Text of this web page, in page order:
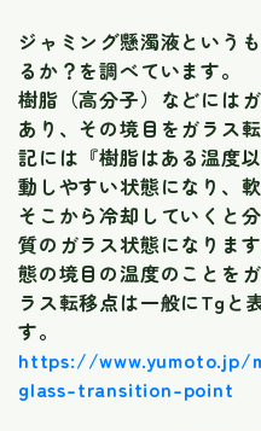
ジャミング懸濁液という
るか？を調べています。
樹脂（高分子）などには
あり、その境目をガラス
記には『樹脂はある温度
動しやすい状態になり、
そこから冷却していくと
質のガラス状態になりま
態の境目の温度のことを
ラス転移点は一般にTgと
す。
https://
glass-transition-point